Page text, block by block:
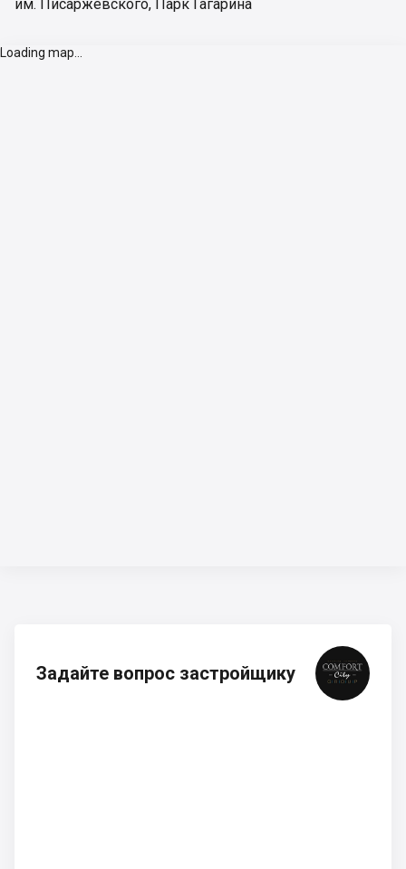
им. Писаржевского, Парк Гагарина
Loading map...
Задайте вопрос застройщику